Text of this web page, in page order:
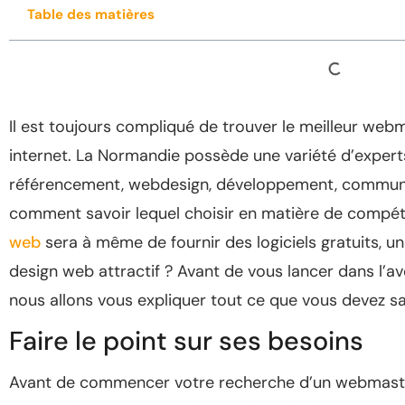
Table des matières
Il est toujours compliqué de trouver le meilleur
internet. La Normandie possède une variété
référencement, webdesign, développement,
comment savoir lequel choisir en matière de
web sera à même de fournir des logiciels gratuits,
design web attractif ? Avant de vous lancer dans
nous allons vous expliquer tout ce que vous devez
Faire le point sur ses besoins
Avant de commencer votre recherche d’un